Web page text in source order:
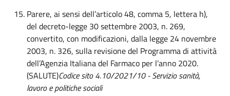
Parere, ai sensi dell’articolo 48, comma 5, lettera h),
del decreto-legge 30 settembre 2003, n. 269,
convertito, con modificazioni, dalla legge 24 novembre
2003, n. 326, sulla revisione del Programma di attività
dell’Agenzia Italiana del Farmaco per l’anno 2020.
(SALUTE)Codice sito 4.10/2021/10 - Servizio sanità,
lavoro e politiche sociali